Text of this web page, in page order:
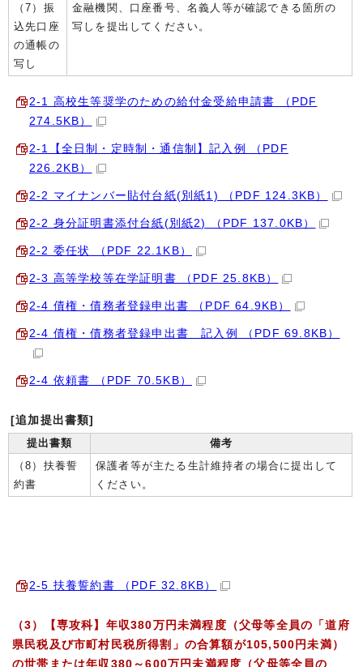
（7）振
込先口座
の通帳の
写し
金融機関、口座番号、名義人等が確認できる箇所の
写しを提出してください。
2-1 高校生等奨学のための給付金受給申請書 （PDF
274.5KB）
2-1【全日制・定時制・通信制】記入例 （PDF
226.2KB）
2-2 マイナンバー貼付台紙(別紙1) （PDF 124.3KB）
2-2 身分証明書添付台紙(別紙2) （PDF 137.0KB）
2-2 委任状 （PDF 22.1KB）
2-3 高等学校等在学証明書 （PDF 25.8KB）
2-4 債権・債務者登録申出書 （PDF 64.9KB）
2-4 債権・債務者登録申出書 記入例 （PDF 69.8KB）
2-4 依頼書 （PDF 70.5KB）
[追加提出書類]
提出書類
備考
（8）扶養誓
約書
保護者等が主たる生計維持者の場合に提出して
ください。
2-5 扶養誓約書 （PDF 32.8KB）
（3）【専攻科】年収380万円未満程度（父母等全員の「道府
県民税及び市町村民税所得割」の合算額が105,500円未満）
の世帯または年収380～600万円未満程度（父母等全員の